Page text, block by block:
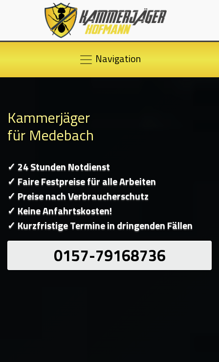
Navigation
Kammerjäger
für Medebach
✓ 24 Stunden Notdienst
✓ Faire Festpreise für alle Arbeiten
✓ Preise nach Verbraucherschutz
✓ Keine Anfahrtskosten!
✓ Kurzfristige Termine in dringenden Fällen
0157-79168736